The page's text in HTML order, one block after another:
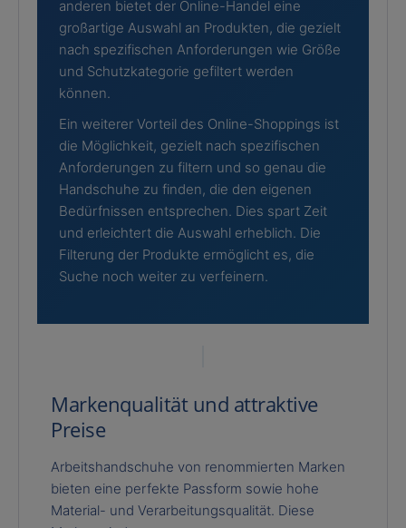
anderen bietet der Online-Handel eine
großartige Auswahl an Produkten, die gezielt
nach spezifischen Anforderungen wie Größe
und Schutzkategorie gefiltert werden
können.
Ein weiterer Vorteil des Online-Shoppings ist
die Möglichkeit, gezielt nach spezifischen
Anforderungen zu filtern und so genau die
Handschuhe zu finden, die den eigenen
Bedürfnissen entsprechen. Dies spart Zeit
und erleichtert die Auswahl erheblich. Die
Filterung der Produkte ermöglicht es, die
Suche noch weiter zu verfeinern.
Markenqualität und attraktive
Preise
Arbeitshandschuhe von renommierten Marken
bieten eine perfekte Passform sowie hohe
Material- und Verarbeitungsqualität. Diese